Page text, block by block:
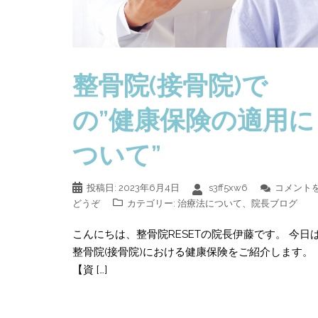
整骨院(接骨院)で
の”健康保険の適用に
ついて”
投稿日: 2023年6月4日 s3ff5xw6
コメント
どうぞ
カテゴリー: 治療法について 院長ブログ
こんにちは、整骨院RESETの院長伊藤です。 今日
整骨院(接骨院)における健康保険をご紹介します
【資 […]